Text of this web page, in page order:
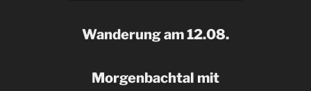
Wanderung am 12.08.
Morgenbachtal mit